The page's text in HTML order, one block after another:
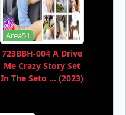
Area51
723BBH-004 A Drive
Me Crazy Story Set
In The Seto ... (2023)